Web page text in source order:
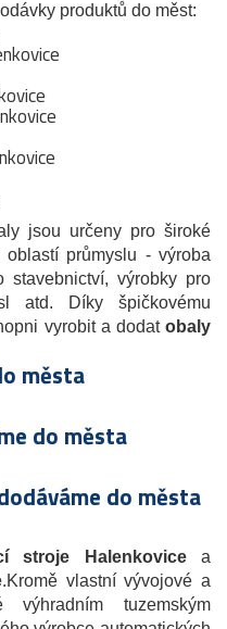
produktů do měst:
jsou určeny pro široké
průmyslu - výroba
stavebnictví, výrobky pro
atd. Díky špičkovému
vyrobit a dodat obaly
města
do města
do města
stroje Halenkovicea
.Kromě vlastní vývojové a
tuzemským